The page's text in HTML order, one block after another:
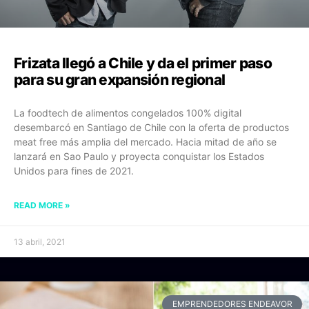
Frizata llegó a Chile y da el primer paso
para su gran expansión regional
La foodtech de alimentos congelados 100% digital
desembarcó en Santiago de Chile con la oferta de productos
meat free más amplia del mercado. Hacia mitad de año se
lanzará en Sao Paulo y proyecta conquistar los Estados
Unidos para fines de 2021.
READ MORE »
13 abril, 2021
EMPRENDEDORES ENDEAVOR